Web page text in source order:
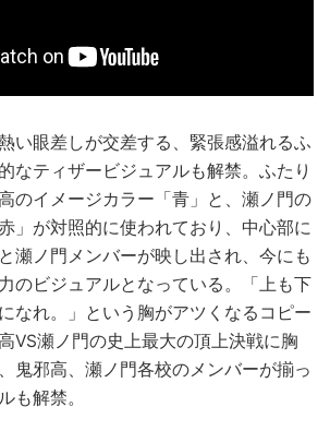
い眼差しが交差する、緊張感溢れるふ
なティザービジュアルも解禁。ふたり
のイメージカラー「青」と、瀬ノ門の
」が対照的に使われており、中心部に
瀬ノ門メンバーが映し出され、今にも
のビジュアルとなっている。「上も下
なれ。」という胸がアツくなるコピー
VS瀬ノ門の史上最大の頂上決戦に胸
鬼邪高、瀬ノ門各校のメンバーが揃っ
も解禁。